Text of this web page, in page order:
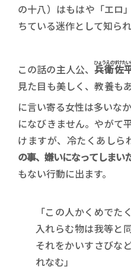
の十八）はもはや「エロ
ちている迷作として知られ
この話の主人公、 兵衛佐
ひょうえのすけた
見た目も美しく、教養も
に言い寄る女性は多いな
になびきません。やがて
けますが、冷たくあしら
の事、嫌いになってしまい
もない行動に出ます。
「この人かくめでた
入れらむ物は我等と
それをかいすさびな
れなむ」